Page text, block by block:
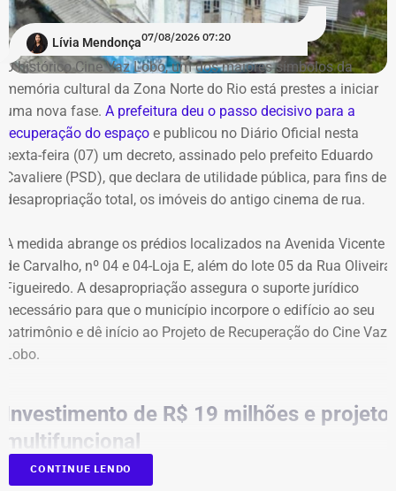
Paraty
Petrópolis
Belford Roxo
Alerta e Prevenção
A capital fluminense entrou em Estágio 2 de mobilização
na noite de ontem.
Lívia Mendonça07/08/2026 07:20
O histórico Cine Vaz Lobo, um dos maiores símbolos da
memória cultural da Zona Norte do Rio está prestes a iniciar
uma nova fase. A prefeitura deu o passo decisivo para a
recuperação do espaço e publicou no Diário Oficial nesta
sexta-feira (07) um decreto, assinado pelo prefeito Eduardo
Cavaliere (PSD), que declara de utilidade pública, para fins de
desapropriação total, os imóveis do antigo cinema de rua.
A medida abrange os prédios localizados na Avenida Vicente
de Carvalho, nº 04 e 04-Loja E, além do lote 05 da Rua Oliveira
Figueiredo. A desapropriação assegura o suporte jurídico
necessário para que o município incorpore o edifício ao seu
patrimônio e dê início ao Projeto de Recuperação do Cine Vaz
Lobo.
Investimento de R$ 19 milhões e projeto
multifuncional
O decreto viabiliza o plano municipal que prevê um
CONTINUE LENDO